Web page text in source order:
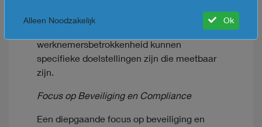
Alleen Noodzakelijk Ok
met een bepaald percentage of het
werknemersbetrokkenheid kunnen
specifieke doelstellingen zijn die meetbaar
zijn.
Focus op Beveiliging en Compliance
Een diepgaande focus op beveiliging en